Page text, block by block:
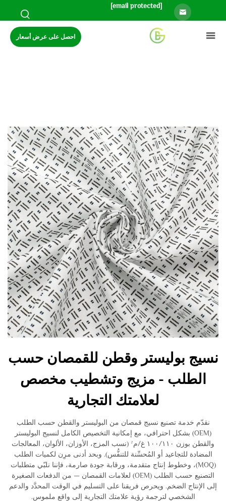
[email protected]
احصل على عرض أسعار
نسيج بوليستر وقطن للقمصان حسب
الطلب - مزيج وتشطيب مخصص
لعلامتك التجارية
نقدّم خدمة تصنيع نسيج قمصان من البوليستر والقطن حسب الطلب
(OEM) بشكل احترافي، مع إمكانية التخصيص الكامل لنسيج البوليستر
والقطن بوزن ١٠٠/١١٠ غ/م² (نسب المزج، الأوزان، الألوان، المعالجات
المضادة للتجاعيد أو المُحسِّنة للتنفُّس). وبحد أدنى مرِن لكميات الطلب
(MOQ)، وخطوط إنتاج متقدمة، ورقابة جودة صارمة، فإننا نلبّي متطلبات
التصنيع حسب الطلب (OEM) لعلامات القمصان — من الدفعات الصغيرة
إلى الإنتاج الضخم. ويحرص فريقنا على التسليم في الوقت المحدَّد والدعم
الشخصي لترجمة رؤية علامتك التجارية إلى واقع ملموس.